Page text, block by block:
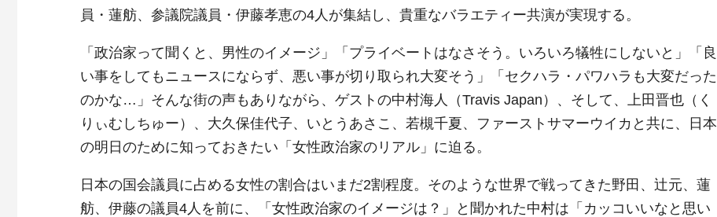
員・蓮舫、参議院議員・伊藤孝恵の4人が集結し、貴重なバラエティー共演が実現する。
「政治家って聞くと、男性のイメージ」「プライベートはなさそう。いろいろ犠牲にしないと」「良
い事をしてもニュースにならず、悪い事が切り取られ大変そう」「セクハラ・パワハラも大変だった
のかな…」そんな街の声もありながら、ゲストの中村海人（Travis Japan）、そして、上田晋也（く
りぃむしちゅー）、大久保佳代子、いとうあさこ、若槻千夏、ファーストサマーウイカと共に、日本
の明日のために知っておきたい「女性政治家のリアル」に迫る。
日本の国会議員に占める女性の割合はいまだ2割程度。そのような世界で戦ってきた野田、辻元、蓮
舫、伊藤の議員4人を前に、「女性政治家のイメージは？」と聞かれた中村は「カッコいいなと思い